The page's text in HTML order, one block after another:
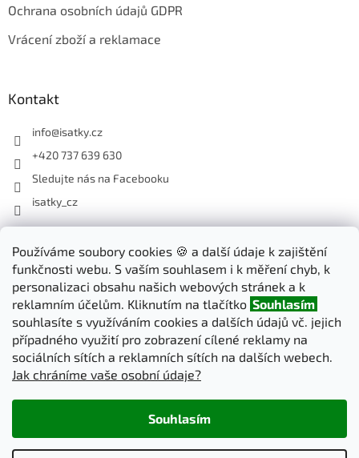
Používáme soubory cookies 🍪 a další údaje k zajištění
funkčnosti webu. S vaším souhlasem i k měření chyb, k
personalizaci obsahu našich webových stránek a k
reklamním účelům. Kliknutím na tlačítko Souhlasím
souhlasíte s využíváním cookies a dalších údajů vč. jejich
případného využití pro zobrazení cílené reklamy na
sociálních sítích a reklamních sítích na dalších webech.
Jak chráníme vaše osobní údaje?
Souhlasím
Ochrana osobních údajů GDPR
Vrácení zboží a reklamace
Kontakt
info@isatky.cz
+420 737 639 630
Sledujte nás na Facebooku
isatky_cz
Odebírat newsletter
Vložte svůj e-mail a my vám budeme zasílat informace o nových
produktech na našem e-shopu.
E-mail
PŘIHLÁSIT SE